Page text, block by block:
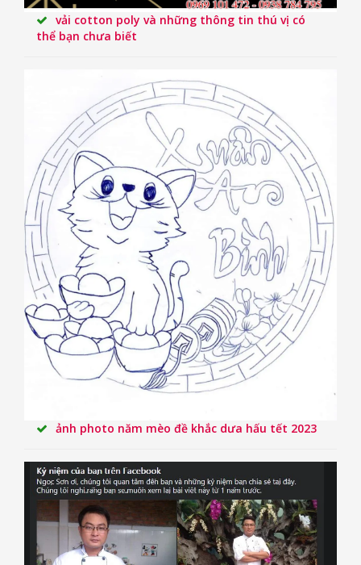
vải cotton poly và những thông tin thú vị có
thể bạn chưa biết
ảnh photo năm mèo đề khắc dưa hấu tết 2023